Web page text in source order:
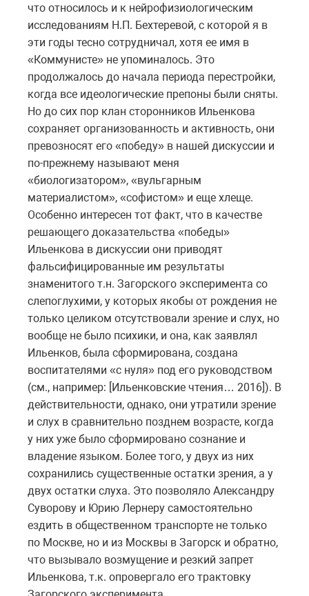
что относилось и к нейрофизиологическим
исследованиям Н.П. Бехтеревой, с которой я в
эти годы тесно сотрудничал, хотя ее имя в
«Коммунисте» не упоминалось. Это
продолжалось до начала периода перестройки,
когда все идеологические препоны были сняты.
Но до сих пор клан сторонников Ильенкова
сохраняет организованность и активность, они
превозносят его «победу» в нашей дискуссии и
по-прежнему называют меня
«биологизатором», «вульгарным
материалистом», «софистом» и еще хлеще.
Особенно интересен тот факт, что в качестве
решающего доказательства «победы»
Ильенкова в дискуссии они приводят
фальсифицированные им результаты
знаменитого т.н. Загорского эксперимента со
слепоглухими, у которых якобы от рождения не
только целиком отсутствовали зрение и слух, но
вообще не было психики, и она, как заявлял
Ильенков, была сформирована, создана
воспитателями «с нуля» под его руководством
(см., например: [Ильенковские чтения… 2016]). В
действительности, однако, они утратили зрение
и слух в сравнительно позднем возрасте, когда
у них уже было сформировано сознание и
владение языком. Более того, у двух из них
сохранились существенные остатки зрения, а у
двух остатки слуха. Это позволяло Александру
Суворову и Юрию Лернеру самостоятельно
ездить в общественном транспорте не только
по Москве, но и из Москвы в Загорск и обратно,
что вызывало возмущение и резкий запрет
Ильенкова, т.к. опровергало его трактовку